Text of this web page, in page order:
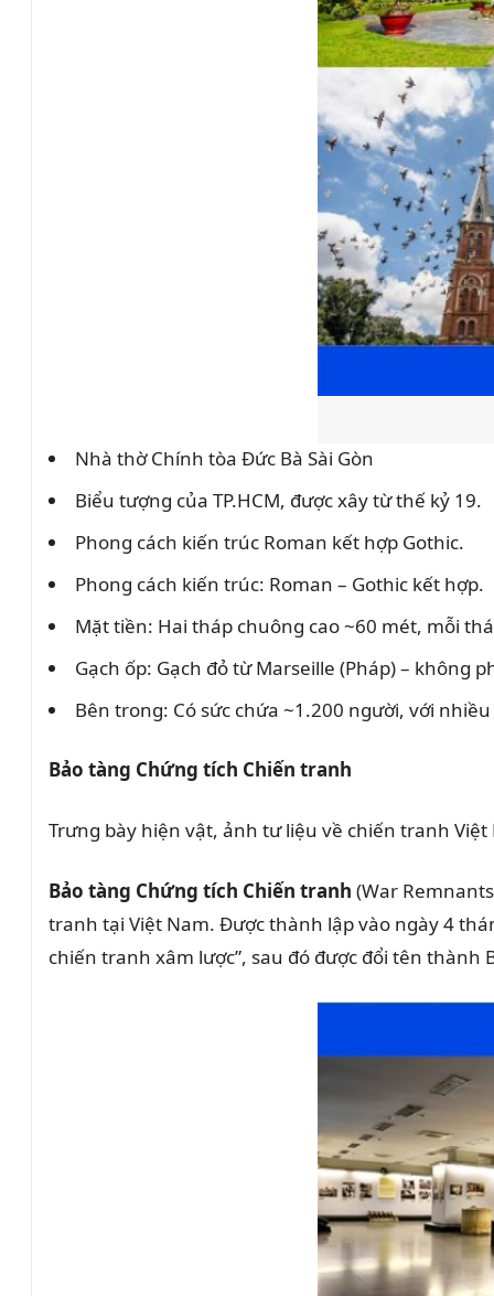
Nhà thờ Chính tòa Đức Bà Sài Gòn
Biểu tượng của TP.HCM, được xây từ thế kỷ 19.
Phong cách kiến trúc Roman kết hợp Gothic.
Phong cách kiến trúc: Roman – Gothic kết hợp.
Mặt tiền: Hai tháp chuông cao ~60 mét, mỗi
Gạch ốp: Gạch đỏ từ Marseille (Pháp) – không
Bên trong: Có sức chứa ~1.200 người, với
Bảo tàng Chứng tích Chiến tranh
Trưng bày hiện vật, ảnh tư liệu về chiến tranh Việt
Bảo tàng Chứng tích Chiến tranh (War
tranh tại Việt Nam. Được thành lập vào ngày 4
chiến tranh xâm lược”, sau đó được đổi tên